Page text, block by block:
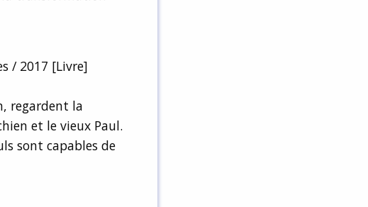
/ 2017 [Livre]
regardent la
et le vieux Paul.
sont capables de